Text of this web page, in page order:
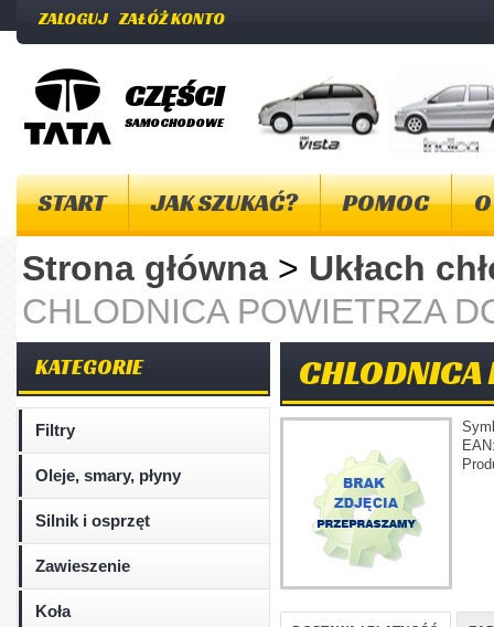
ZALOGUJ ZAŁÓŻ KONTO
CZĘŚCI
SAMOCHODOWE
START JAK SZUKAĆ? POMOC
Strona główna > Ukłach
CHLODNICA POWIETRZA
KATEGORIE
Filtry
Oleje, smary, płyny
Silnik i osprzęt
Zawieszenie
Koła
CHLODNICA